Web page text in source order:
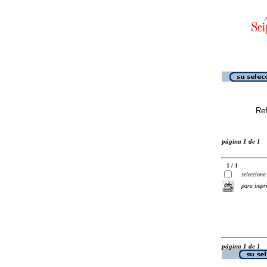
página 1 de 1
1 / 1
selecciona
para
página 1 de 1